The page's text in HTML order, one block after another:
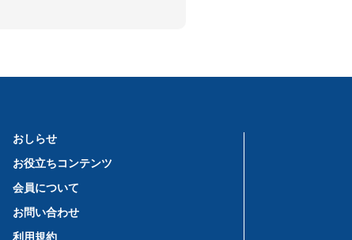
おしらせ
お役立ちコンテンツ
会員について
お問い合わせ
利用規約